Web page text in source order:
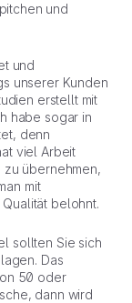
und
und
unserer Kunden
erstellt mit
habe sogar in
denn
viel Arbeit
übernehmen,
mit
belohnt.
sollten Sie sich
Das
50 oder
dann wird